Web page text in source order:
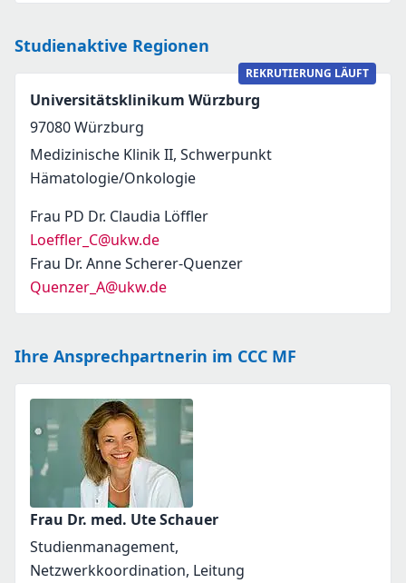
Studienaktive Regionen
REKRUTIERUNG LÄUFT
Universitätsklinikum Würzburg
97080Würzburg
Medizinische Klinik II, Schwerpunkt
Hämatologie/Onkologie
Frau PD Dr. Claudia Löffler
Loeffler_C@ukw.de
Frau Dr. Anne Scherer-Quenzer
Quenzer_A@ukw.de
Ihre Ansprechpartnerin im CCC MF
Frau Dr. med. Ute Schauer
Studienmanagement,
Netzwerkkoordination, Leitung